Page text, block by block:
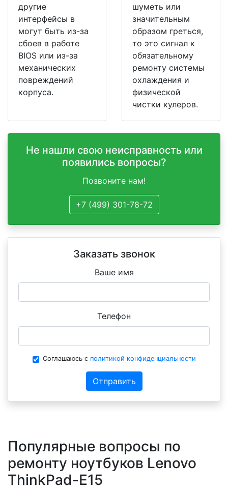
другие
интерфейсы в
могут быть из-за
сбоев в работе
BIOS или из-за
механических
повреждений
корпуса.
шуметь или
значительным
образом греться,
то это сигнал к
обязательному
ремонту системы
охлаждения и
физической
чистки кулеров.
Не нашли свою неисправность или
появились вопросы?
Позвоните нам!
+7 (499) 301-78-72
Заказать звонок
Ваше имя
Телефон
Соглашаюсь с политикой конфиденциальности
Отправить
Популярные вопросы по
ремонту ноутбуков Lenovo
ThinkPad-E15